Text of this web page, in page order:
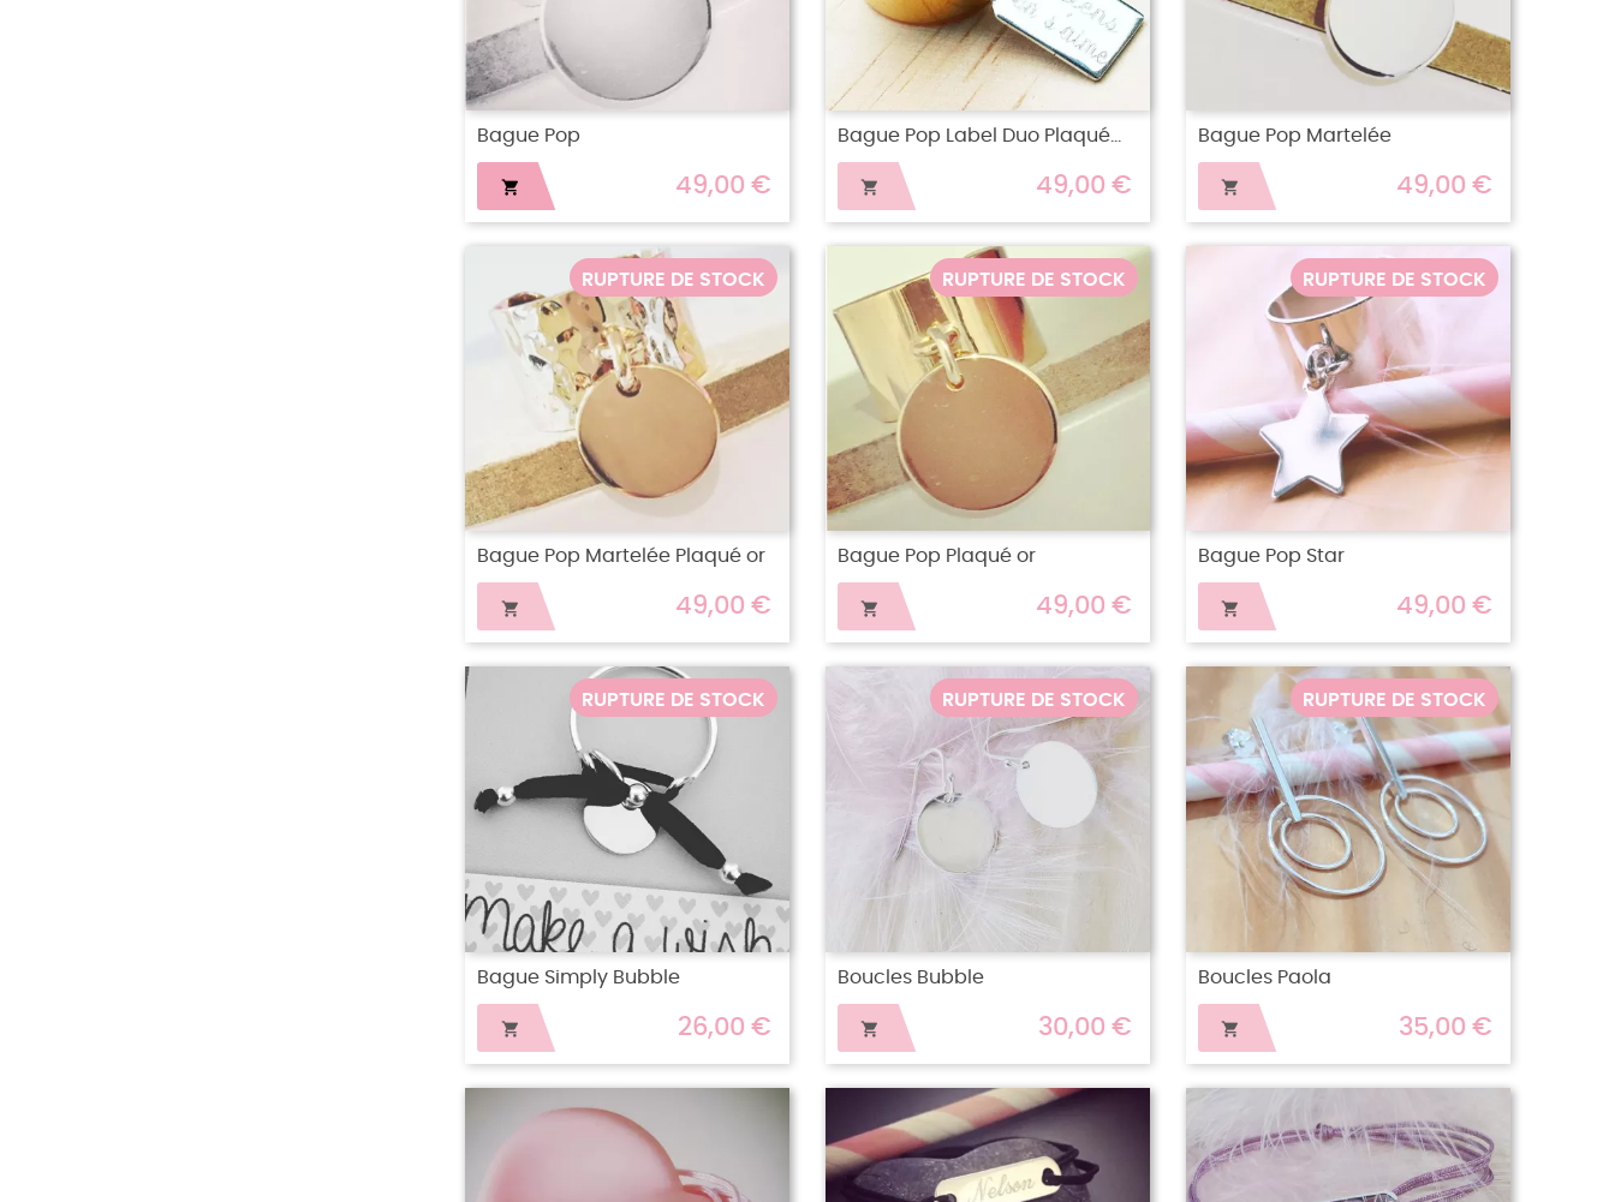
Bague Pop
 49,00 €
Bague Pop Label Duo Plaqué...
 49,00 €
Bague Pop Martelée
 49,00 €
RUPTURE DE STOCK
Bague Pop Martelée Plaqué or
 49,00 €
RUPTURE DE STOCK
Bague Pop Plaqué or
 49,00 €
RUPTURE DE STOCK
Bague Pop Star
 49,00 €
RUPTURE DE STOCK
Bague Simply Bubble
 26,00 €
RUPTURE DE STOCK
Boucles Bubble
 30,00 €
RUPTURE DE STOCK
Boucles Paola
 35,00 €